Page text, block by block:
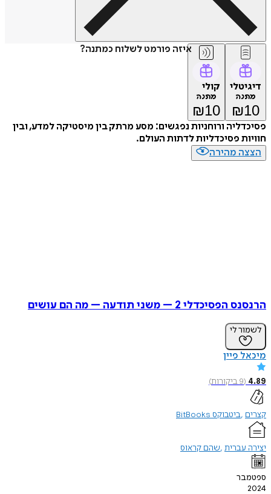
איזה פורמט לשלוח כמתנה?
דיגיטלי
מתנה
₪10
קולי
מתנה
₪10
פסיכדליה ורוחניות נפגשים: מסע מרתק בין מיסטיקה למדע, ובין
חוויות פסיכדליות לדתות העולם.
הצצה מהירה
הרנסנס הפסיכדלי 2 – משני תודעה – מה הם עושים
לשמור לי
מיכאל פיין
4.89
(
9ביקורות)
קצרים ביטבוקס BitBooks
יצירה עברית שהם קראוס
ספטמבר
2024